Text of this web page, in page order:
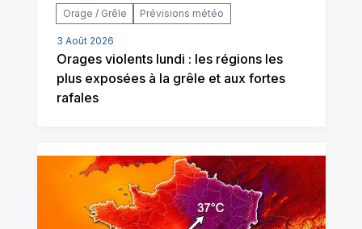
Orage / Grêle Prévisions météo
3 Août 2026
Orages violents lundi : les régions les
plus exposées à la grêle et aux fortes
rafales